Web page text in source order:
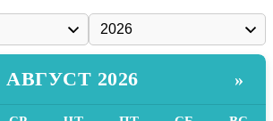
АВГУСТ 2026 »